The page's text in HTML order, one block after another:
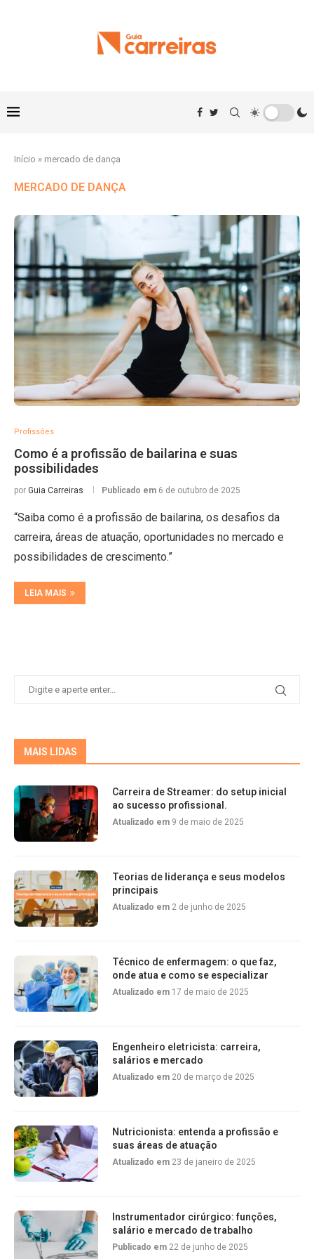
Início » mercado de dança
MERCADO DE DANÇA
Profissões
Como é a profissão de bailarina e suas
possibilidades
por Guia Carreiras Publicado em 6 de outubro de 2025
“Saiba como é a profissão de bailarina, os desafios da
carreira, áreas de atuação, oportunidades no mercado e
possibilidades de crescimento.”
LEIA MAIS
MAIS LIDAS
Carreira de Streamer: do setup inicial
ao sucesso profissional.
Atualizado em 9 de maio de 2025
Teorias de liderança e seus modelos
principais
Atualizado em 2 de junho de 2025
Técnico de enfermagem: o que faz,
onde atua e como se especializar
Atualizado em 17 de maio de 2025
Engenheiro eletricista: carreira,
salários e mercado
Atualizado em 20 de março de 2025
Nutricionista: entenda a profissão e
suas áreas de atuação
Atualizado em 23 de janeiro de 2025
Instrumentador cirúrgico: funções,
salário e mercado de trabalho
Publicado em 22 de junho de 2025